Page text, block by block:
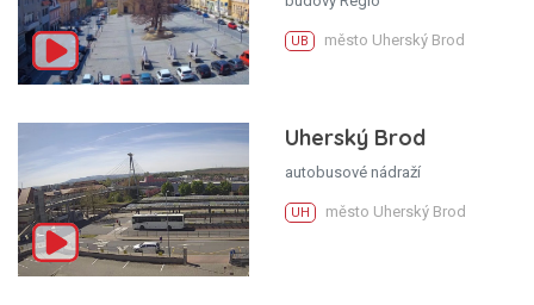
UB město Uherský Brod
Uherský Brod
autobusové nádraží
UH město Uherský Brod